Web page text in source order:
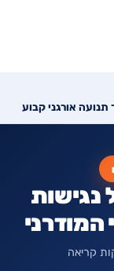
נגישות
המודרני